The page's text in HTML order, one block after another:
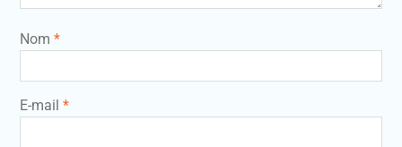
Nom *
E-mail *